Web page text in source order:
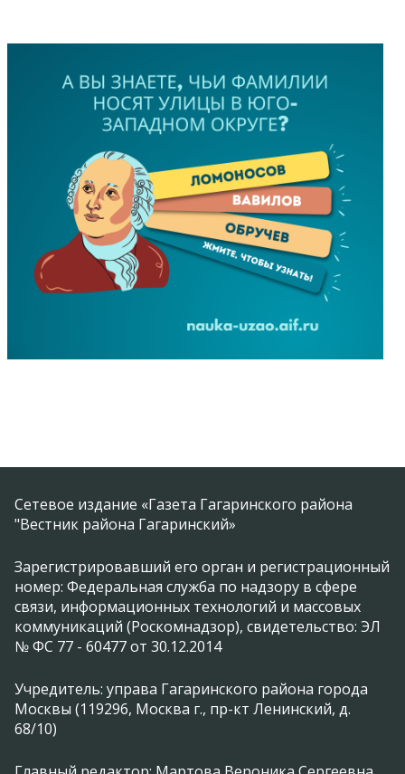
Сетевое издание «Газета Гагаринского района
"Вестник района Гагаринский»
Зарегистрировавший его орган и регистрационный
номер: Федеральная служба по надзору в сфере
связи, информационных технологий и массовых
коммуникаций (Роскомнадзор), свидетельство: ЭЛ
№ ФС 77 - 60477 от 30.12.2014
Учредитель: управа Гагаринского района города
Москвы (119296, Москва г., пр-кт Ленинский, д.
68/10)